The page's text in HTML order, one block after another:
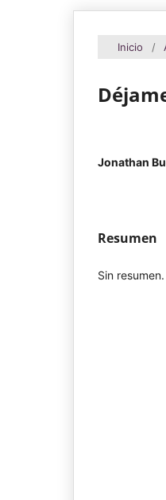
Inicio /
Jonathan
Resumen
Sin resumen.